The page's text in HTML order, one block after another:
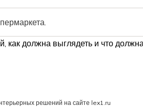
как должна выглядеть и что
решений на сайте lex1.ru